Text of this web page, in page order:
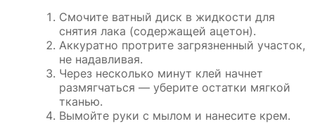
Смочите ватный диск в жидкости для
снятия лака (содержащей ацетон).
Аккуратно протрите загрязненный участок,
не надавливая.
Через несколько минут клей начнет
размягчаться — уберите остатки мягкой
тканью.
Вымойте руки с мылом и нанесите крем.